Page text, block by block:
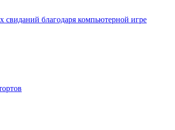
благодаря компьютерной игре